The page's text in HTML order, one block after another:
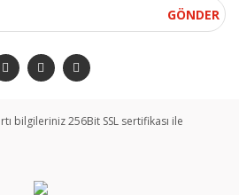
GÖNDER
bilgileriniz 256Bit SSL sertifikası ile